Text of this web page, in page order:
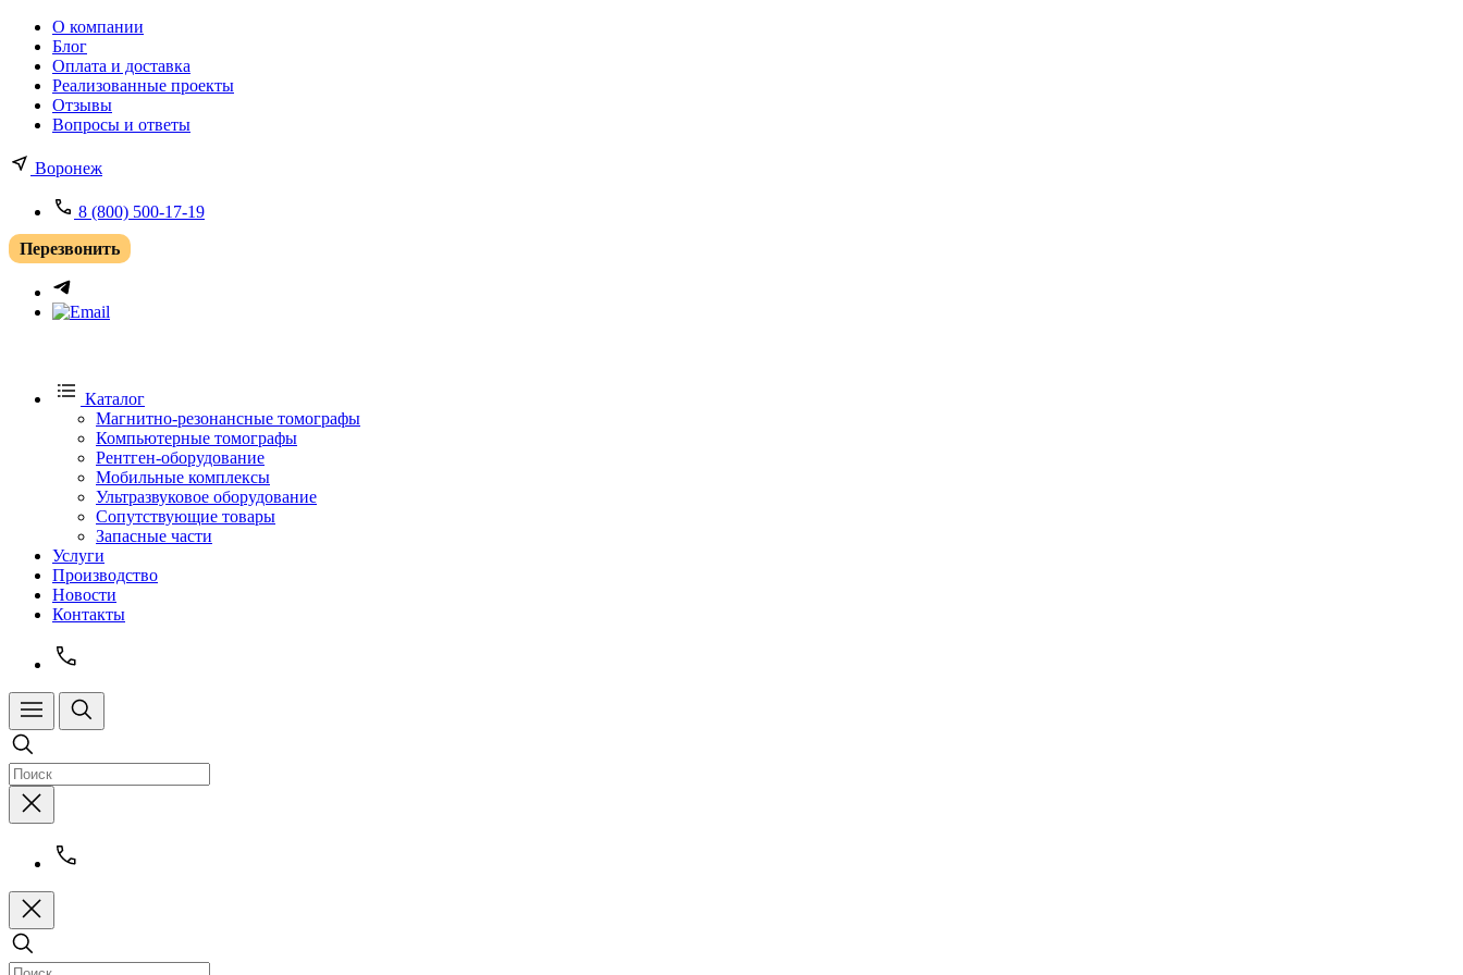
О компании
Блог
Оплата и доставка
Реализованные проекты
Отзывы
Вопросы и ответы
Воронеж
8 (800) 500-17-19
Перезвонить
Каталог
Магнитно-резонансные томографы
Компьютерные томографы
Рентген-оборудование
Мобильные комплексы
Ультразвуковое оборудование
Сопутствующие товары
Запасные части
Услуги
Производство
Новости
Контакты